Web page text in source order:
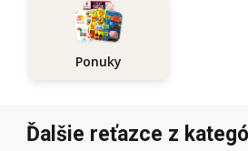
Ponuky
Ďalšie reťazce z